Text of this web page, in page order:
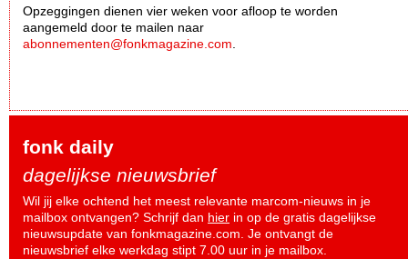
Opzeggingen dienen vier weken voor afloop te worden
aangemeld door te mailen naar
abonnementen@fonkmagazine.com.
fonk daily
dagelijkse nieuwsbrief
Wil jij elke ochtend het meest relevante marcom-nieuws in je
mailbox ontvangen? Schrijf dan hier in op de gratis dagelijkse
nieuwsupdate van fonkmagazine.com. Je ontvangt de
nieuwsbrief elke werkdag stipt 7.00 uur in je mailbox.